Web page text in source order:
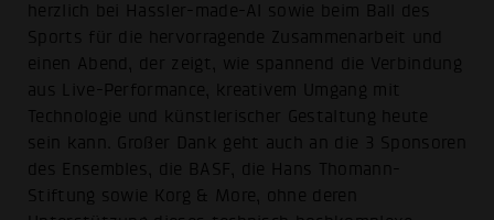
herzlich bei Hassler-made-AI sowie beim Ball des
Sports für die hervorragende Zusammenarbeit und
einen Abend, der zeigt, wie spannend die Verbindung
aus Live-Performance, kreativem Umgang mit
Technologie und künstlerischer Gestaltung heute
sein kann. Großer Dank geht auch an die 3 Sponsoren
des Ensembles, die BASF, die Hans Thomann-
Stiftung sowie Korg & More, ohne deren